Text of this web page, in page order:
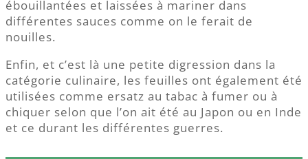
ébouillantées et laissées à mariner dans
différentes sauces comme on le ferait de
nouilles.
Enfin, et c’est là une petite digression dans la
catégorie culinaire, les feuilles ont également été
utilisées comme ersatz au tabac à fumer ou à
chiquer selon que l’on ait été au Japon ou en Inde
et ce durant les différentes guerres.